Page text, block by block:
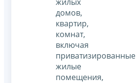
домов,
квартир,
комнат,
включая
приватизированные
жилые
помещения,